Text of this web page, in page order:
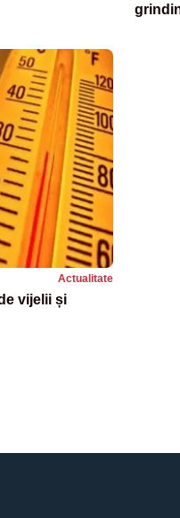
Actualitate
vijelii și